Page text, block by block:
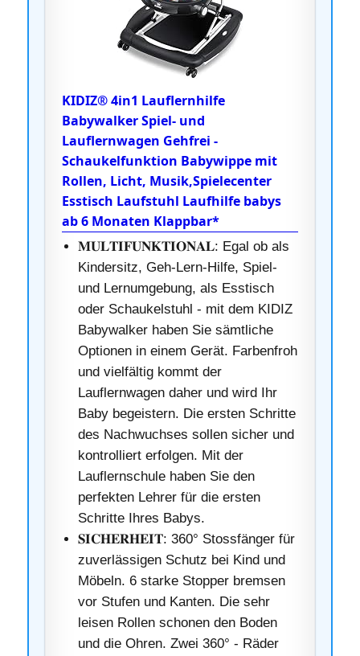
KIDIZ® 4in1 Lauflernhilfe
Babywalker Spiel- und
Lauflernwagen Gehfrei -
Schaukelfunktion Babywippe mit
Rollen, Licht, Musik,Spielecenter
Esstisch Laufstuhl Laufhilfe babys
ab 6 Monaten Klappbar*
𝐌𝐔𝐋𝐓𝐈𝐅𝐔𝐍𝐊𝐓𝐈𝐎𝐍𝐀𝐋: Egal ob als
Kindersitz, Geh-Lern-Hilfe, Spiel-
und Lernumgebung, als Esstisch
oder Schaukelstuhl - mit dem KIDIZ
Babywalker haben Sie sämtliche
Optionen in einem Gerät. Farbenfroh
und vielfältig kommt der
Lauflernwagen daher und wird Ihr
Baby begeistern. Die ersten Schritte
des Nachwuchses sollen sicher und
kontrolliert erfolgen. Mit der
Lauflernschule haben Sie den
perfekten Lehrer für die ersten
Schritte Ihres Babys.
𝐒𝐈𝐂𝐇𝐄𝐑𝐇𝐄𝐈𝐓: 360° Stossfänger für
zuverlässigen Schutz bei Kind und
Möbeln. 6 starke Stopper bremsen
vor Stufen und Kanten. Die sehr
leisen Rollen schonen den Boden
und die Ohren. Zwei 360° - Räder